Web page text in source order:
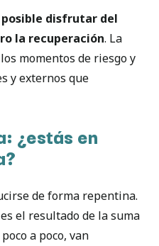
posible disfrutar del
la recuperación. La
momentos de riesgo y
y externos que
¿estás en
de forma repentina.
el resultado de la suma
a poco, van